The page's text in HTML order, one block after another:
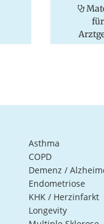
Asthma
COPD
Demenz /
Endometriose
KHK / Herzinfarkt
Longevity